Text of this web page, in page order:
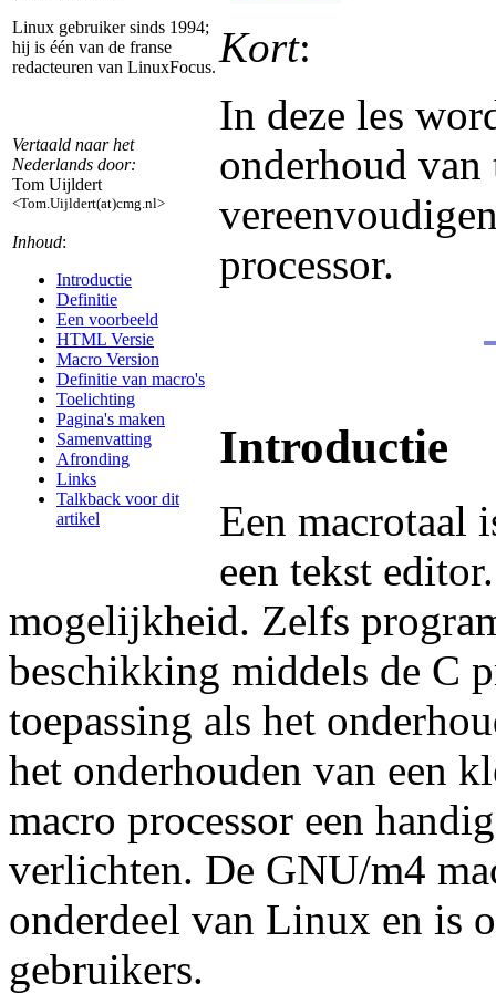
Linux gebruiker sinds 1994;
hij is één van de franse
redacteuren van LinuxFocus.
Vertaald naar het
Nederlands door:
Tom Uijldert
<Tom.Uijldert(at)cmg.nl>
Inhoud:
Introductie
Definitie
Een voorbeeld
HTML Versie
Macro Version
Definitie van macro's
Toelichting
Pagina's maken
Samenvatting
Afronding
Links
Talkback voor dit
artikel
Kort:
In deze les
onderhoud
processor.
Introductie
Een macrotaal
een tekst
mogelijkheid. Zelfs
beschikking middels de C
toepassing als het
het onderhouden van een
macro processor een
verlichten. De GNU/m4
onderdeel van Linux en is
gebruikers.